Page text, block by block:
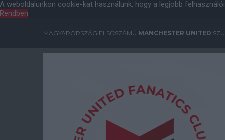
A weboldalunkon cookie-kat használunk, hogy a legjobb
Rendben
MAGYARORSZÁG ELSŐSZÁMÚ MANCHESTER UNITED